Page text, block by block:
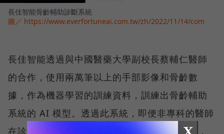
長佳智能骨齡輔助診斷系統
圖／ https://www.everfortuneai.com.tw/zh/2022/11/14/com
長佳智能透過與中國醫藥大學副校長蔡輔仁醫師
的合作，使用兩萬筆以上的手部影像和骨齡數
據，作為機器學習的訓練資料，訓練出骨齡輔助
系統的 AI 模型。透過此系統，即便非專科的醫師
在診間也能初步判讀骨齡，節省時間和成本外，